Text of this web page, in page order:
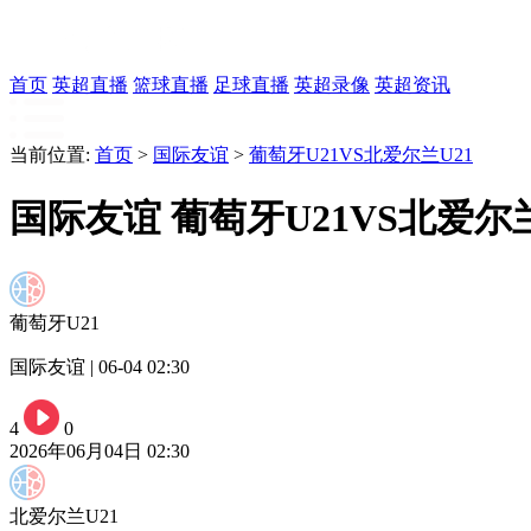
首页 英超直播 篮球直播 足球直播 英超录像 英超资讯
当前位置: 首页 > 国际友谊 > 葡萄牙U21VS北爱尔兰U21
国际友谊 葡萄牙U21VS北爱尔
葡萄牙U21
国际友谊 | 06-04 02:30
4
0
2026年06月04日 02:30
北爱尔兰U21